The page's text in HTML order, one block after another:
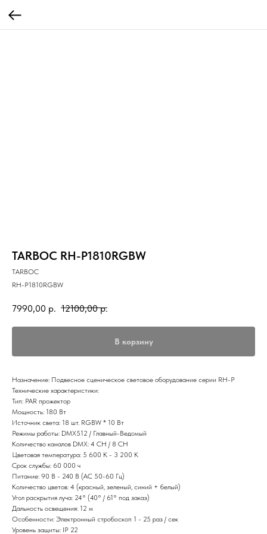
TARBOC RH-P1810RGBW
TARBOC
RH-P1810RGBW
7990,00 р. 12100,00 р.
В корзину
Назначение: Подвесное сценическое световое оборудование серии RH-P
Технические характеристики:
Тип: PAR прожектор
Мощность: 180 Вт
Источник света: 18 шт. RGBW * 10 Вт
Режимы работы: DMX512 / Главный-Ведомый
Количество каналов DMX: 4 CH / 8 CH
Цветовая температура: 5 600 K - 3 200 К
Срок службы: 60 000 ч
Питание: 90 В - 240 В (AC 50-60 Гц)
Количество цветов: 4 (красный, зеленый, синий + белый)
Угол раскрытия луча: 24° (40° / 61° под заказ)
Дальность освещения: 12 м
Особенности: Электронный стробоскоп 1 - 25 раз / сек
Уровень защиты: IP 22